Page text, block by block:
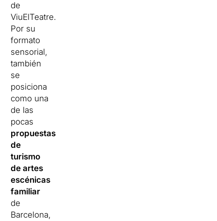
de
ViuElTeatre.
Por su
formato
sensorial,
también
se
posiciona
como una
de las
pocas
propuestas
de
turismo
de artes
escénicas
familiar
de
Barcelona,